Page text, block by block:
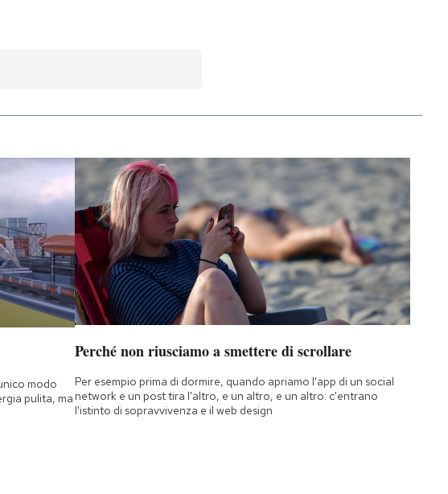
modo
pulita, ma
Perché non riusciamo a smettere di scrollare
Per esempio prima di dormire, quando apriamo l'app di un social
network e un post tira l'altro, e un altro, e un altro: c'entrano
l'istinto di sopravvivenza e il web design